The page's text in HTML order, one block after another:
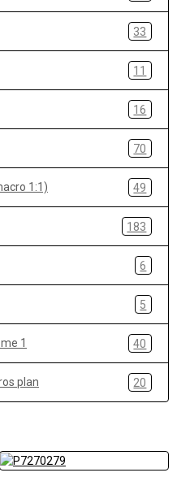
33
11
16
70
1:1) 49
183
6
5
1 40
plan 20